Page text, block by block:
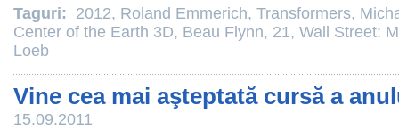
Taguri: 2012, Roland Emmerich, Transformers,
Center of the Earth 3D, Beau Flynn, 21, Wall Street:
Loeb
Vine cea mai aşteptată cursă a
15.09.2011